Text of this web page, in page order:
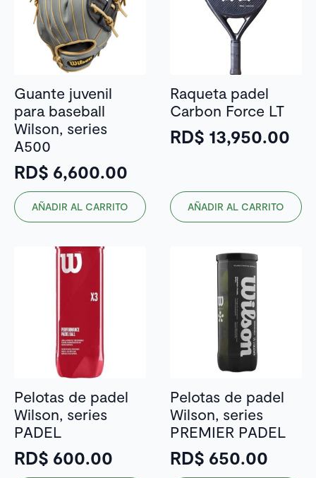
Guante juvenil
para baseball
Wilson, series
A500
RD$ 6,600.00
AÑADIR AL CARRITO
Raqueta padel
Carbon Force LT
RD$ 13,950.00
AÑADIR AL CARRITO
Pelotas de padel
Wilson, series
PADEL
RD$ 600.00
Pelotas de padel
Wilson, series
PREMIER PADEL
RD$ 650.00